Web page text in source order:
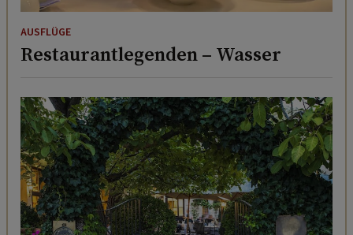
AUSFLÜGE
Restaurantlegenden – Wasser